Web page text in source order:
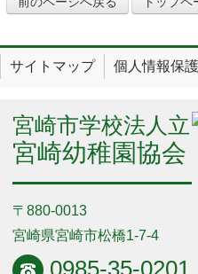
サイトマップ 個人情報保
宮崎市学校法人立
宮崎幼稚園協会
〒880-0013
宮崎県宮崎市松橋1-7-4
0985-35-0201